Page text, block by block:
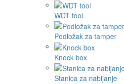
WDT tool
Podložak za tamper
Knock box
Stanica za nabijanje